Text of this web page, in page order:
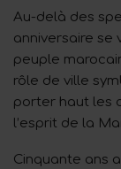
Au-delà des
anniversaire se
peuple
rôle de ville
porter haut les
l’esprit de la
Cinquante ans